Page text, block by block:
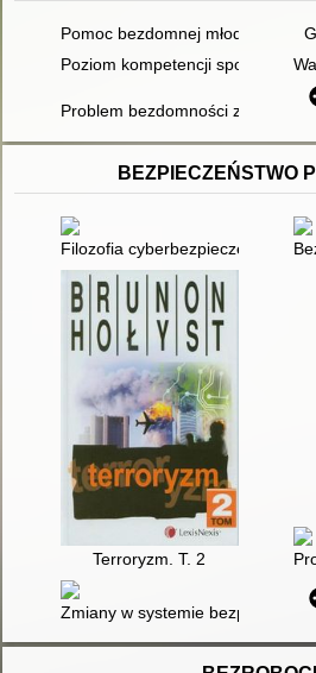
Pomoc bezdomnej młodzieży w
Poziom kompetencji
Problem bezdomności z
BEZPIECZEŃSTWO
Filozofia cyberbezpieczeństwa :
Terroryzm. T. 2
Zmiany w systemie